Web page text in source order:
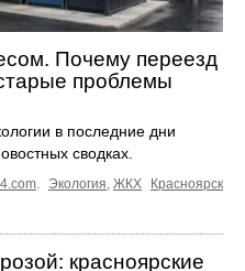
Почему переезд
проблемы
в последние дни
сводках.
. Экология, ЖКХ
Красноярск
красноярские